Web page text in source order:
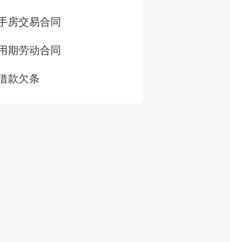
房交易合同
期劳动合同
款欠条